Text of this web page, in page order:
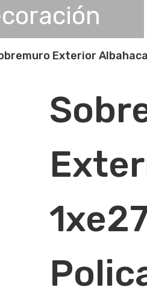
Exterior